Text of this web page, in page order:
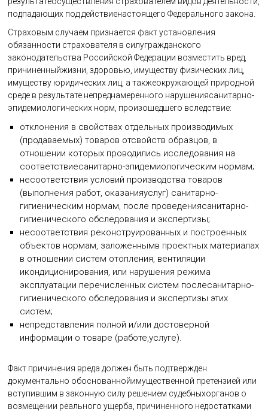
подпадающих под действиенастоящего Федерального закона.
Страховым случаем признается факт установления
обязанности страхователя в силугражданского
законодательства Российской Федерации возместить вред,
причиненныйжизни, здоровью, имуществу физических лиц,
имуществу юридических лиц, а такжеокружающей природной
среде в результате непреднамеренного нарушениясанитарно-
эпидемиологических норм, произошедшего вследствие:
отклонения в свойствах отдельных производимых
(продаваемых) товаров отсвойств образцов, в
отношении которых проводились исследования на
соответствиесанитарно-эпидемиологическим нормам;
несоответствия условий производства товаров
(выполнения работ, оказанияуслуг) санитарно-
гигиеническим нормам, после проведениясанитарно-
гигиенического обследования и экспертизы;
несоответствия реконструированных и построенных
объектов нормам, заложеннымв проектных материалах
в отношении систем отопления, вентиляции
икондиционирования, или нарушения режима
эксплуатации перечисленных систем послесанитарно-
гигиенического обследования и экспертизы этих
систем;
непредставления полной и/или достоверной
информации о товаре (работе,услуге).
Факт причинения вреда должен быть подтвержден
документально обоснованнойимущественной претензией или
вступившим в законную силу решением судебныхорганов о
возмещении реального ущерба, причиненного недостатками